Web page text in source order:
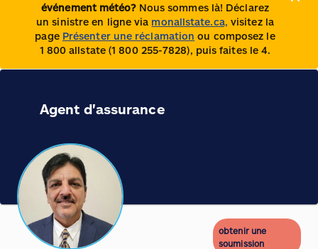
événement météo? Nous sommes là! Déclarez
un sinistre en ligne via monallstate.ca, visitez la
page Présenter une réclamation ou composez le
1 800 allstate (1 800 255-7828), puis faites le 4.
Agent d'assurance
obtenir une
soumission